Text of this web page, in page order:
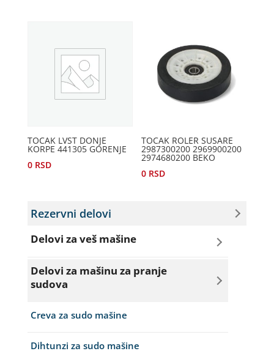
TOCAK LVST DONJE
KORPE 441305 GORENJE
0 RSD
TOCAK ROLER SUSARE
2987300200 2969900200
2974680200 BEKO
0 RSD
Rezervni delovi
Delovi za veš mašine
Amortizeri za veš mašinu
Delovi za mašinu za pranje
sudova
Creva za sudo mašine
Dihtunzi za sudo mašine